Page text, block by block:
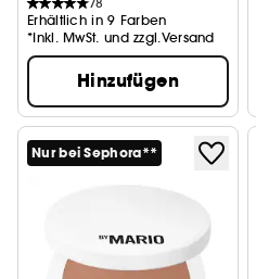
Erhältlich in 9 Farben
*Inkl. MwSt. und zzgl.Versand
Hinzufügen
Nur bei Sephora**